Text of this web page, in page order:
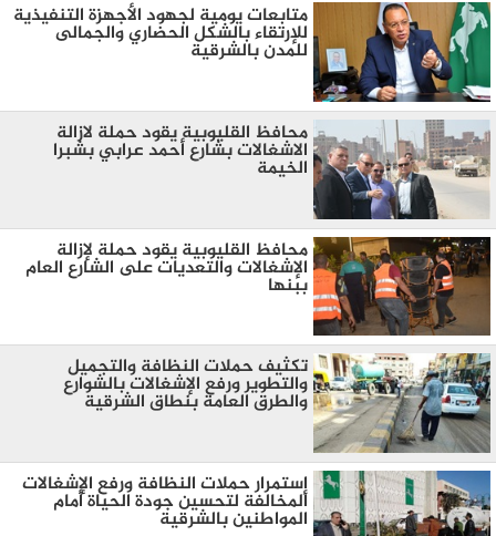
متابعات يومية لجهود الأجهزة التنفيذية
للإرتقاء بالشكل الحضاري والجمالى
للمدن بالشرقية
محافظ القليوبية يقود حملة لازالة
الاشغالات بشارع أحمد عرابي بشبرا
الخيمة
محافظ القليوبية يقود حملة لإزالة
الإشغالات والتعديات على الشارع العام
ببنها
تكثيف حملات النظافة والتجميل
والتطوير ورفع الإشغالات بالشوارع
والطرق العامة بنطاق الشرقية
إستمرار حملات النظافة ورفع الإشغالات
المخالفة لتحسين جودة الحياة أمام
المواطنين بالشرقية